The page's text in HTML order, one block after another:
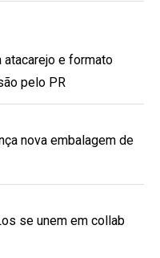
atacarejo e formato
pelo PR
nova embalagem de
se unem em collab